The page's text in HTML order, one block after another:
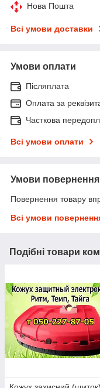
Нова Пошта
Всі умови доставки
Умови оплати
Післяплата
Оплата за
Часткова
Всі умови оплати
Умови повернення
Повернення товару
Всі умови
Подібні товари